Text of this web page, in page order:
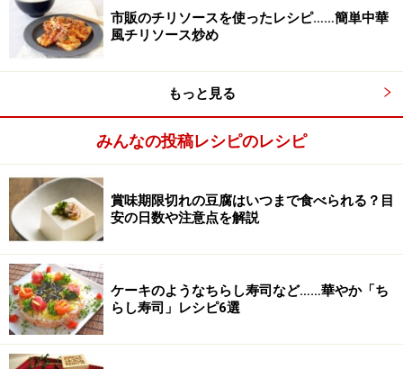
長ねぎはみじん切りにする。
市販のチリソースを使ったレシピ……簡単中華
風チリソース炒め
もっと見る
みんなの投稿レシピのレシピ
賞味期限切れの豆腐はいつまで食べられる？目
安の日数や注意点を解説
ケーキのようなちらし寿司など……華やか「ち
らし寿司」レシピ6選